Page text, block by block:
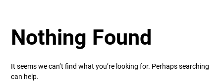
Nothing Found
It seems we can’t find what you’re looking for. Perhaps searching
can help.